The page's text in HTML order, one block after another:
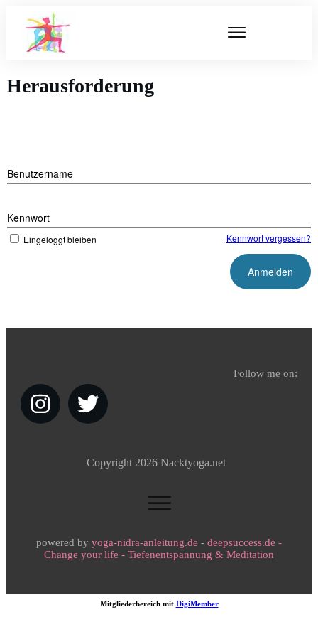
Herausforderung
Benutzername
Kennwort
Eingeloggt bleiben Kennwort vergessen?
Follow me on:
Copyright 2026 Nacktyoga.net
powered by yoga-nidra-anleitung.de - deepsuccess.de -
Change your life - Tiefenentspannung & Meditation
Mitgliederbereich mit DigiMember